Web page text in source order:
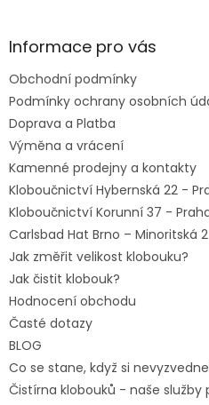
aInformace pro vás
Obchodní podmínky
Podmínky ochrany osobních
Doprava a Platba
Výměna a vrácení
Kamenné prodejny a kontakty
Kloboučnictví Hybernská 22 -
Kloboučnictví Korunní 37 -
Carlsbad Hat Brno – Minoritská 2
Jak změřit velikost klobouku?
Jak čistit klobouk?
Hodnocení obchodu
Časté dotazy
BLOG
Co se stane, když si
Čistírna klobouků - naše služby